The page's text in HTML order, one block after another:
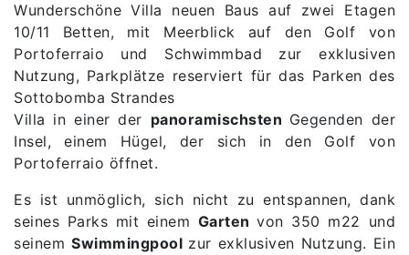
Wunderschöne Villa neuen Baus auf zwei Etagen
10/11 Betten, mit Meerblick auf den Golf von
Portoferraio und Schwimmbad zur exklusiven
Nutzung, Parkplätze reserviert für das Parken des
Sottobomba Strandes
Villa in einer der panoramischsten Gegenden der
Insel, einem Hügel, der sich in den Golf von
Portoferraio öffnet.
Es ist unmöglich, sich nicht zu entspannen, dank
seines Parks mit einem Gartenvon 350 m22 und
seinem Swimmingpool zur exklusiven Nutzung. Ein